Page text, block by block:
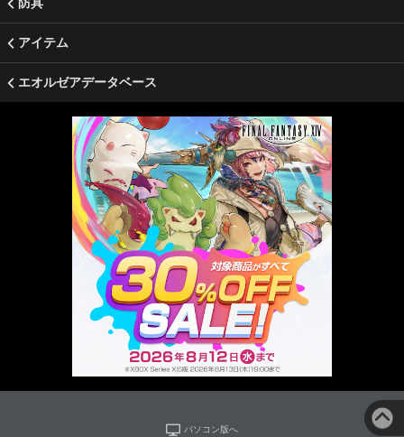
アイテム
エオルゼアデータベース
パソコン版へ